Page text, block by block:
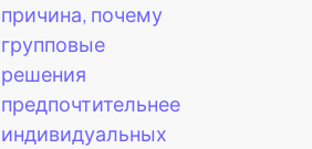
причина, почему
групповые
решения
предпочтительнее
индивидуальных